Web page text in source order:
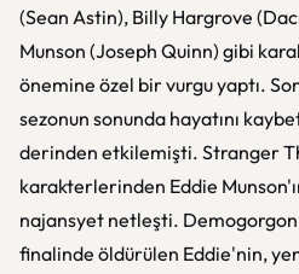
(Sean Astin), Billy Hargrove
Munson (Joseph Quinn) gibi
önemine özel bir vurgu yaptı.
sezonun sonunda hayatını
derinden etkilemişti. Stranger
karakterlerinden Eddie
najansyet netleşti. Demogorgon
finalinde öldürülen Eddie'nin,